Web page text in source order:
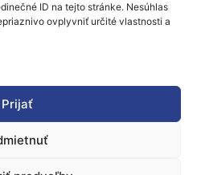
ID na tejto stránke. Nesúhlas
ovplyvniť určité vlastnosti a
Prijať a služby
pre výskum
noviniek